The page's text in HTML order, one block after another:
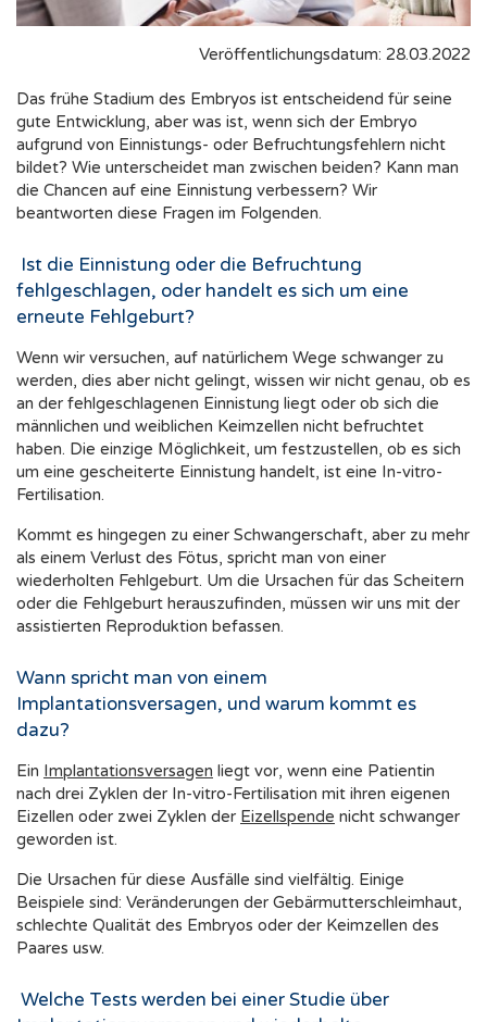
Veröffentlichungsdatum: 28.03.2022
Das frühe Stadium des Embryos ist entscheidend für seine
gute Entwicklung, aber was ist, wenn sich der Embryo
aufgrund von Einnistungs- oder Befruchtungsfehlern nicht
bildet? Wie unterscheidet man zwischen beiden? Kann man
die Chancen auf eine Einnistung verbessern? Wir
beantworten diese Fragen im Folgenden.
Ist die Einnistung oder die Befruchtung
fehlgeschlagen, oder handelt es sich um eine
erneute Fehlgeburt?
Wenn wir versuchen, auf natürlichem Wege schwanger zu
werden, dies aber nicht gelingt, wissen wir nicht genau, ob es
an der fehlgeschlagenen Einnistung liegt oder ob sich die
männlichen und weiblichen Keimzellen nicht befruchtet
haben. Die einzige Möglichkeit, um festzustellen, ob es sich
um eine gescheiterte Einnistung handelt, ist eine In-vitro-
Fertilisation.
Kommt es hingegen zu einer Schwangerschaft, aber zu mehr
als einem Verlust des Fötus, spricht man von einer
wiederholten Fehlgeburt. Um die Ursachen für das Scheitern
oder die Fehlgeburt herauszufinden, müssen wir uns mit der
assistierten Reproduktion befassen.
Wann spricht man von einem
Implantationsversagen, und warum kommt es
dazu?
Ein Implantationsversagen
nach drei Zyklen der In-vitro-Fertilisation mit ihren eigenen
Eizellen oder zwei Zyklen der Eizellspende
geworden ist.
Die Ursachen für diese Ausfälle sind vielfältig. Einige
Beispiele sind: Veränderungen der Gebärmutterschleimhaut,
schlechte Qualität des Embryos oder der Keimzellen des
Paares usw.
Welche Tests werden bei einer Studie über